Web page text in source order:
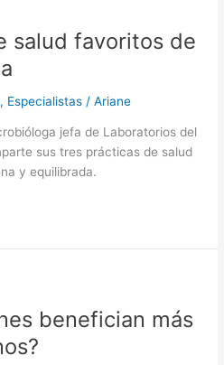
salud favoritos de
, Especialistas /Ariane
jefa de Laboratorios del
sus tres prácticas de salud
y equilibrada.
benefician más